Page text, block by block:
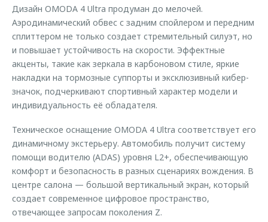
Дизайн OMODA 4 Ultra продуман до мелочей.
Аэродинамический обвес с задним спойлером и передним
сплиттером не только создает стремительный силуэт, но
и повышает устойчивость на скорости. Эффектные
акценты, такие как зеркала в карбоновом стиле, яркие
накладки на тормозные суппорты и эксклюзивный кибер-
значок, подчеркивают спортивный характер модели и
индивидуальность её обладателя.
Техническое оснащение OMODA 4 Ultra соответствует его
динамичному экстерьеру. Автомобиль получит систему
помощи водителю (ADAS) уровня L2+, обеспечивающую
комфорт и безопасность в разных сценариях вождения. В
центре салона — большой вертикальный экран, который
создает современное цифровое пространство,
отвечающее запросам поколения Z.